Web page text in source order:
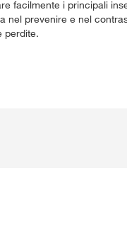
facilmente i principali
nel prevenire e nel
perdite.